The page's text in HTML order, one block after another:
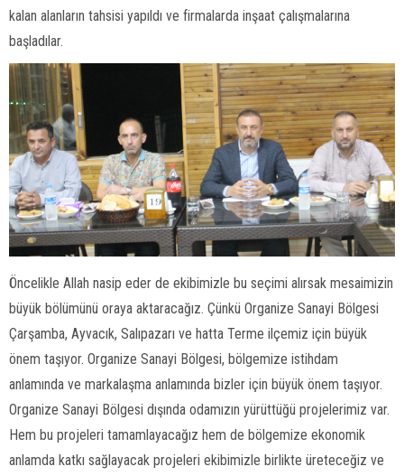
kalan alanların tahsisi yapıldı ve firmalarda inşaat çalışmalarına
başladılar.
Öncelikle Allah nasip eder de ekibimizle bu seçimi alırsak mesaimizin
büyük bölümünü oraya aktaracağız. Çünkü Organize Sanayi Bölgesi
Çarşamba, Ayvacık, Salıpazarı ve hatta Terme ilçemiz için büyük
önem taşıyor. Organize Sanayi Bölgesi, bölgemize istihdam
anlamında ve markalaşma anlamında bizler için büyük önem taşıyor.
Organize Sanayi Bölgesi dışında odamızın yürüttüğü projelerimiz var.
Hem bu projeleri tamamlayacağız hem de bölgemize ekonomik
anlamda katkı sağlayacak projeleri ekibimizle birlikte üreteceğiz ve